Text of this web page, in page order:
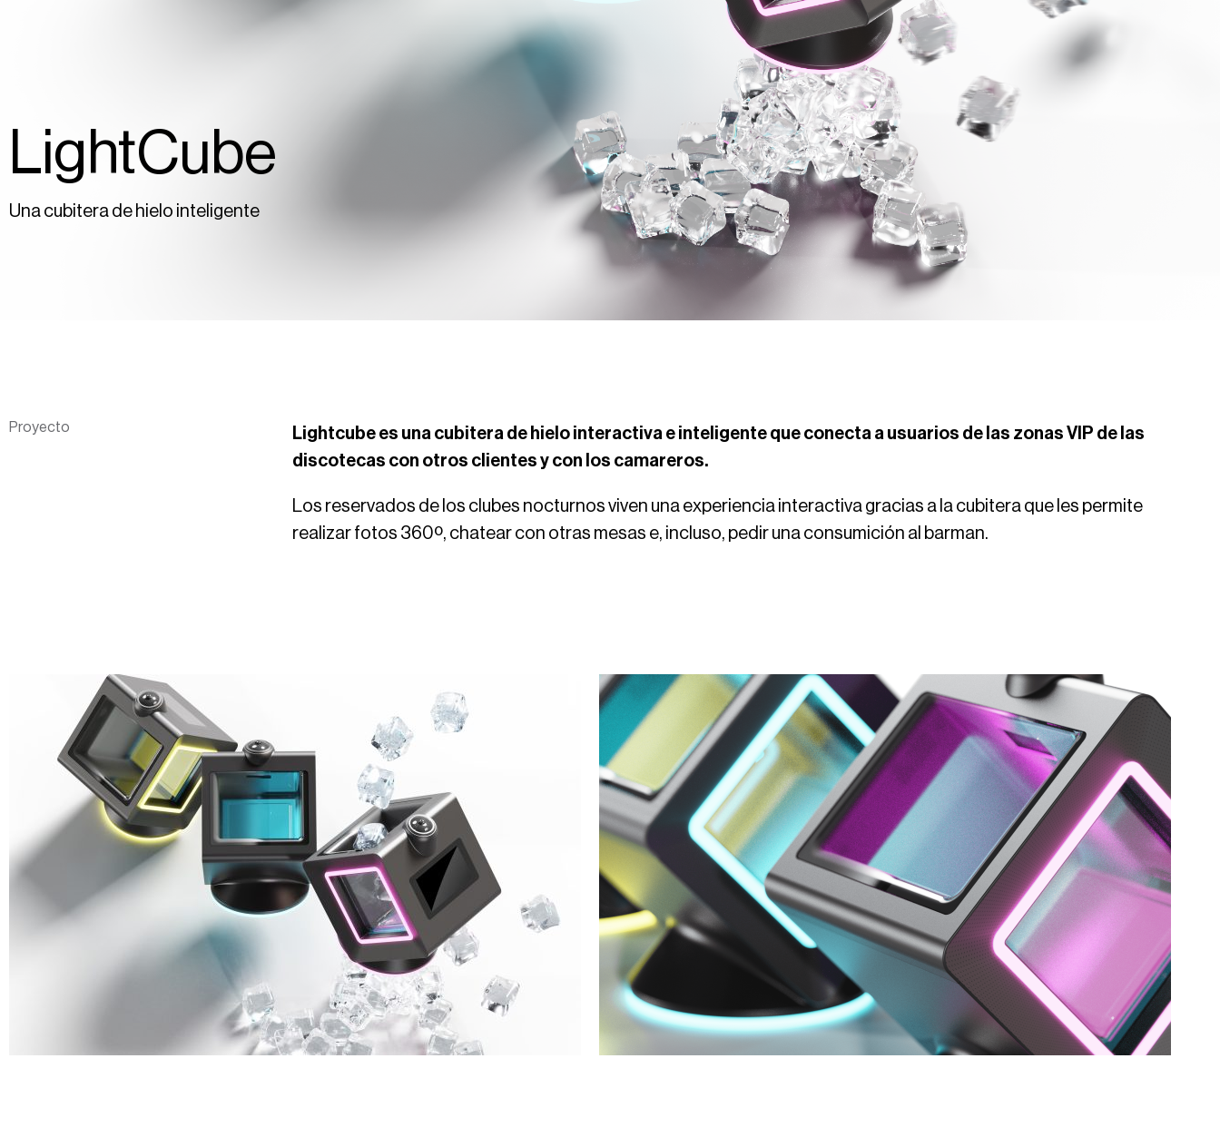
LightCube
Una cubitera de hielo inteligente
Proyecto
Lightcube es una cubitera de hielo interactiva e inteligente que conecta a usuarios de las zonas VIP de las
discotecas con otros clientes y con los camareros.
Los reservados de los clubes nocturnos viven una experiencia interactiva gracias a la cubitera que les permite
realizar fotos 360º, chatear con otras mesas e, incluso, pedir una consumición al barman.